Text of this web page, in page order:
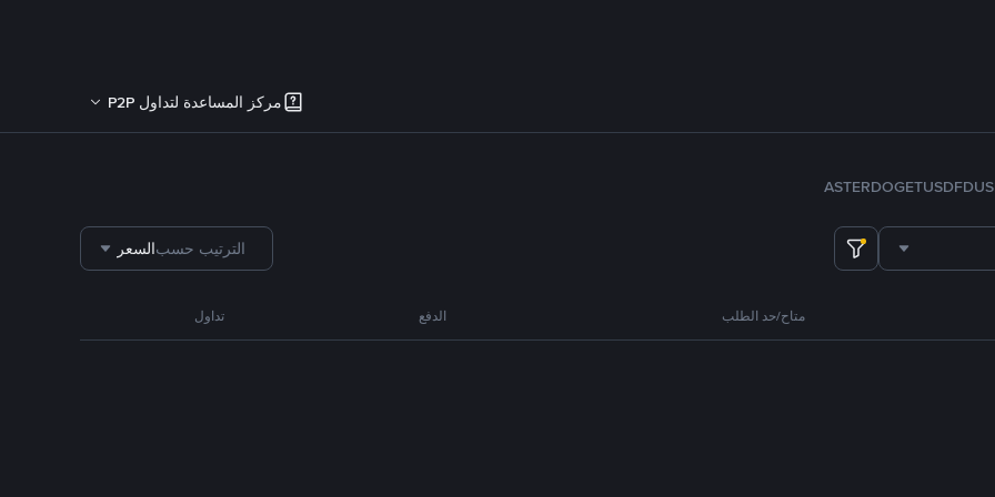
مركز المساعدة لتداول P2P
TUSD
DOGE
ASTER
الترتيب حسبالسعر
متاح/حد الطلب الدفع تداول